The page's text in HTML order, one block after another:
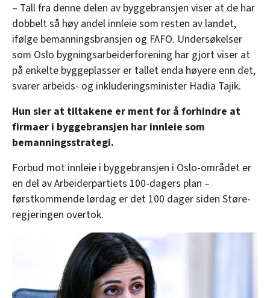
– Tall fra denne delen av byggebransjen viser at de har
dobbelt så høy andel innleie som resten av landet,
ifølge bemanningsbransjen og FAFO. Undersøkelser
som Oslo bygningsarbeiderforening har gjort viser at
på enkelte byggeplasser er tallet enda høyere enn det,
svarer arbeids- og inkluderingsminister Hadia Tajik.
Hun sier at tiltakene er ment for å forhindre at
firmaer i byggebransjen har innleie som
bemanningsstrategi.
Forbud mot innleie i byggebransjen i Oslo-området er
en del av Arbeiderpartiets 100-dagers plan –
førstkommende lørdag er det 100 dager siden Støre-
regjeringen overtok.